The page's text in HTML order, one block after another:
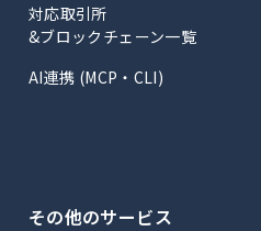
対応取引所
&ブロックチェーン一覧
AI連携 (MCP・CLI)
その他のサービス